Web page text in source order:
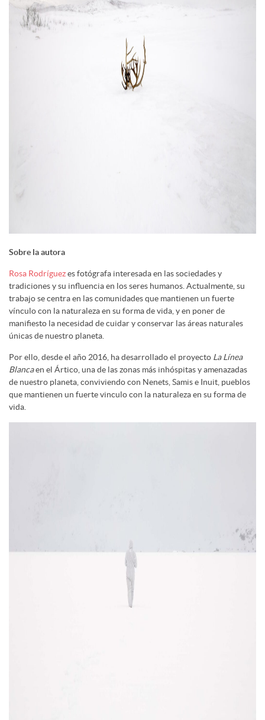
Sobre la autora
Rosa Rodríguezes fotógrafa interesada en las sociedades y
tradiciones y su influencia en los seres humanos. Actualmente, su
trabajo se centra en las comunidades que mantienen un fuerte
vínculo con la naturaleza en su forma de vida, y en poner de
manifiesto la necesidad de cuidar y conservar las áreas naturales
únicas de nuestro planeta.
Por ello, desde el año 2016, ha desarrollado el proyecto La Línea
Blancaen el Ártico, una de las zonas más inhóspitas y amenazadas
de nuestro planeta, conviviendo con Nenets, Samis e Inuit, pueblos
que mantienen un fuerte vinculo con la naturaleza en su forma de
vida.